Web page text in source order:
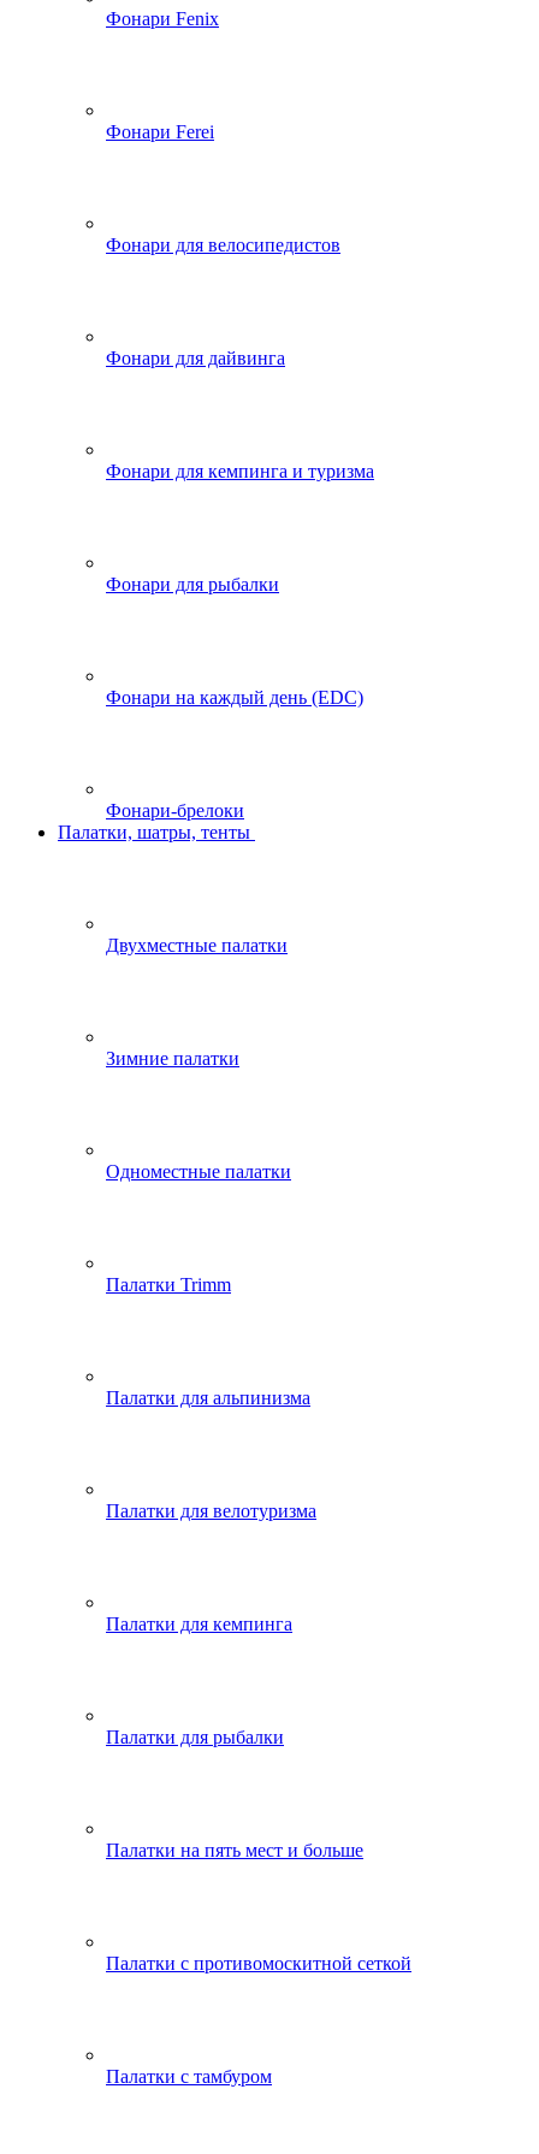
Фонари Fenix
Фонари Ferei
Фонари для велосипедистов
Фонари для дайвинга
Фонари для кемпинга и туризма
Фонари для рыбалки
Фонари на каждый день (EDC)
Фонари-брелоки
Палатки, шатры, тенты
Двухместные палатки
Зимние палатки
Одноместные палатки
Палатки Trimm
Палатки для альпинизма
Палатки для велотуризма
Палатки для кемпинга
Палатки для рыбалки
Палатки на пять мест и больше
Палатки с противомоскитной сеткой
Палатки с тамбуром